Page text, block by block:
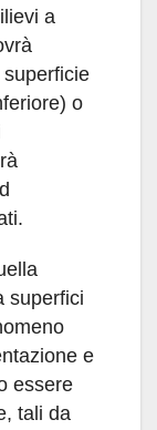
a
o
superfici
e
essere
tali da